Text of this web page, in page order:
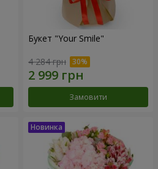
Букет "Your Smile"
4 284 грн
Замовити